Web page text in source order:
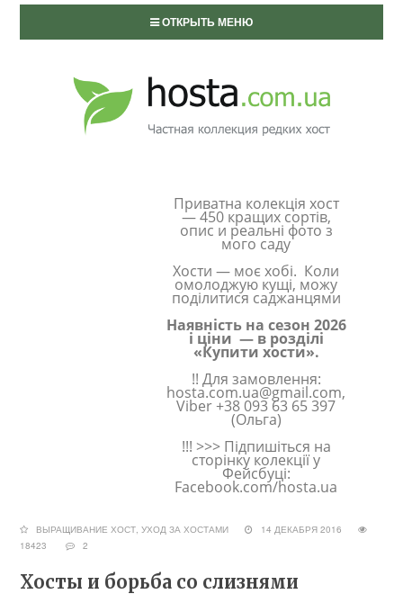
ОТКРЫТЬ МЕНЮ
Приватна колекція хост
— 450 кращих сортів,
опис и реальні фото з
мого саду
Хости — моє хобі. Коли
омолоджую кущі, можу
поділитися саджанцями
Наявність на сезон 2026
і ціни — в розділі
«Купити хости».
!! Для замовлення:
hosta.com.ua@gmail.com,
Viber +38 093 63 65 397
(Ольга)
!!! >>> Підпишіться на
сторінку колекції у
Фейсбуці:
Facebook.com/hosta.ua
ВЫРАЩИВАНИЕ ХОСТ,УХОД ЗА ХОСТАМИ
14 ДЕКАБРЯ 2016
18423
2
Хосты и борьба со слизнями